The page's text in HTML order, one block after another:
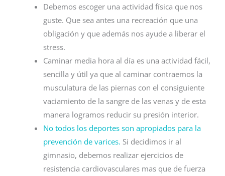
Debemos escoger una actividad física que nos
guste. Que sea antes una recreación que una
obligación y que además nos ayude a liberar el
stress.
Caminar media hora al día es una actividad fácil,
sencilla y útil ya que al caminar contraemos la
musculatura de las piernas con el consiguiente
vaciamiento de la sangre de las venas y de esta
manera logramos reducir su presión interior.
No todos los deportes son apropiados para la
prevención de varices. Si decidimos ir al
gimnasio, debemos realizar ejercicios de
resistencia cardiovasculares mas que de fuerza